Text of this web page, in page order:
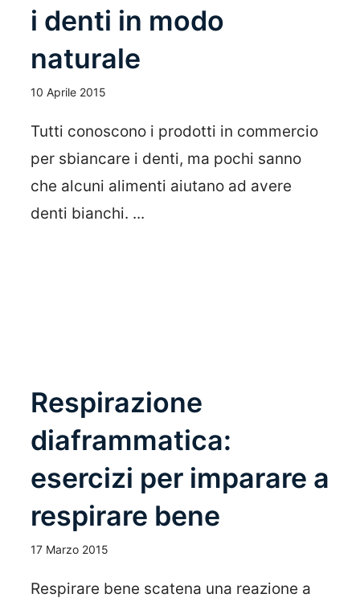
i denti in modo
naturale
10 Aprile 2015
Tutti conoscono i prodotti in commercio
per sbiancare i denti, ma pochi sanno
che alcuni alimenti aiutano ad avere
denti bianchi. ...
Respirazione
diaframmatica:
esercizi per imparare a
respirare bene
17 Marzo 2015
Respirare bene scatena una reazione a